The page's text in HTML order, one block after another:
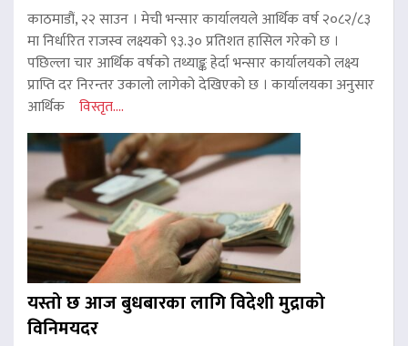
काठमाडौं, २२ साउन । मेची भन्सार कार्यालयले आर्थिक वर्ष २०८२/८३
मा निर्धारित राजस्व लक्ष्यको ९३.३० प्रतिशत हासिल गरेको छ ।
पछिल्ला चार आर्थिक वर्षको तथ्याङ्क हेर्दा भन्सार कार्यालयको लक्ष्य
प्राप्ति दर निरन्तर उकालो लागेको देखिएको छ । कार्यालयका अनुसार
आर्थिक विस्तृत....
यस्तो छ आज बुधबारका लागि विदेशी मुद्राको
विनिमयदर